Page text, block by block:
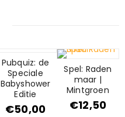
Pubquiz: de
Speciale
Babyshower
Editie
€50,00
Spel: Raden
maar |
Mintgroen
€12,50